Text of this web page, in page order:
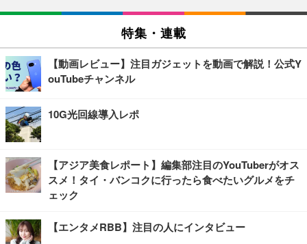
特集・連載
【動画レビュー】注目ガジェットを動画で解説！公式Y
ouTubeチャンネル
10G光回線導入レポ
【アジア美食レポート】編集部注目のYouTuberがオス
スメ！タイ・バンコクに行ったら食べたいグルメをチ
ェック
【エンタメRBB】注目の人にインタビュー